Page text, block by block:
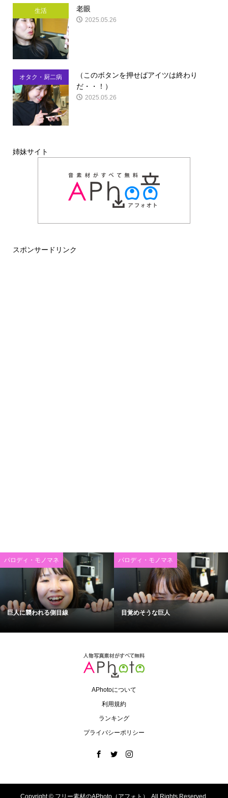
生活 老眼
2025.05.26
オタク・厨二病
（このボタンを押せばアイツは終わり
だ・・！）
2025.05.26
姉妹サイト
スポンサードリンク
パロディ・モノマネ
巨人に襲われる側目線
パロディ・モノマネ
目覚めそうな巨人
APhotoについて
利用規約
ランキング
プライバシーポリシー